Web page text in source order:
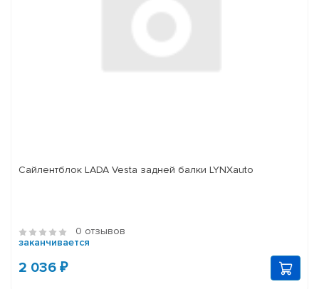
Сайлентблок LADA Vesta задней балки LYNXauto
0 отзывов
заканчивается
2 036 ₽